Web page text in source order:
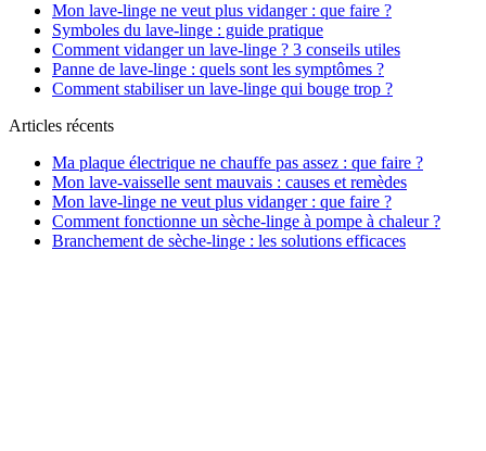
Mon lave-linge ne veut plus vidanger : que faire ?
Symboles du lave-linge : guide pratique
Comment vidanger un lave-linge ? 3 conseils utiles
Panne de lave-linge : quels sont les symptômes ?
Comment stabiliser un lave-linge qui bouge trop ?
Articles récents
Ma plaque électrique ne chauffe pas assez : que faire ?
Mon lave-vaisselle sent mauvais : causes et remèdes
Mon lave-linge ne veut plus vidanger : que faire ?
Comment fonctionne un sèche-linge à pompe à chaleur ?
Branchement de sèche-linge : les solutions efficaces